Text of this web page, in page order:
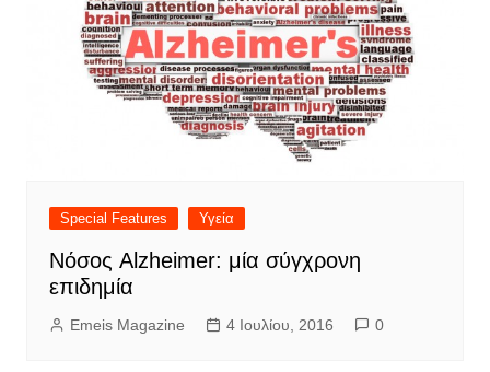
Special Features Υγεία
Νόσος Alzheimer: μία σύγχρονη
επιδημία
Emeis Magazine 4 Ιουλίου, 2016 0